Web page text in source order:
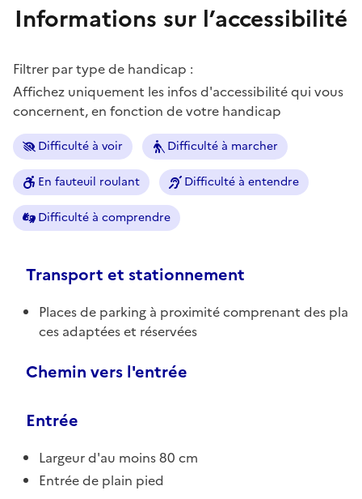
Informations sur l’accessibilité
Filtrer par type de handicap :
Affichez uniquement les infos d'accessibilité qui vous
concernent, en fonction de votre handicap
Difficulté à voir Difficulté à marcher
En fauteuil roulant Difficulté à entendre
Difficulté à comprendre
Transport et stationnement
Places de parking à proximité comprenant des pla
ces adaptées et réservées
Chemin vers l'entrée
Entrée
Largeur d'au moins 80 cm
Entrée de plain pied